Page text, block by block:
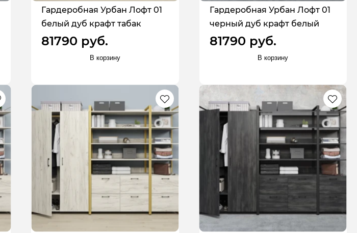
Гардеробная Урбан Лофт 01
белый дуб крафт табак
81790 руб.
В корзину
Гардеробная Урбан Лофт 01
черный дуб крафт белый
81790 руб.
В корзину